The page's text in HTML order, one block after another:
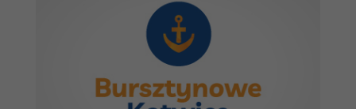
funkcje znikną ze
strony
internetowej.